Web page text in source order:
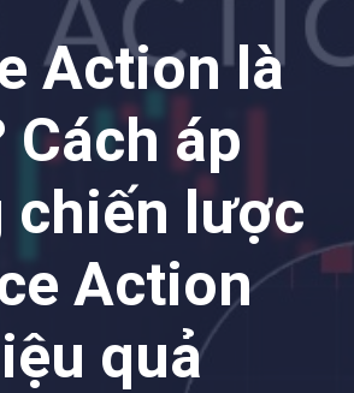
Action là
Cách áp
chiến lược
Action
quả